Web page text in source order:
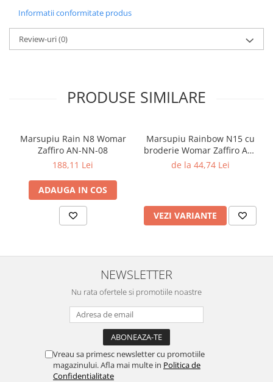
Informatii conformitate produs
Review-uri(0)
PRODUSE SIMILARE
Marsupiu Rain N8 Womar
Zaffiro AN-NN-08
188,11 Lei
ADAUGA IN COS
Marsupiu Rainbow N15 cu
broderie Womar Zaffiro AN-
NZ-15E
de la 44,74 Lei
VEZI VARIANTE
NEWSLETTER
Nu rata ofertele si promotiile noastre
Vreau sa primesc newsletter cu promotiile
magazinului. Afla mai multe in Politica de
Confidentialitate